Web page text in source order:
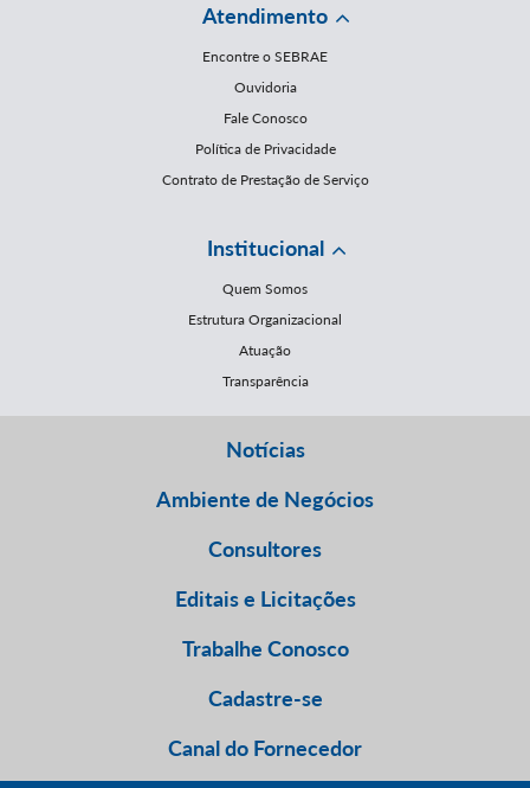
Atendimento
Encontre o SEBRAE
Ouvidoria
Fale Conosco
Política de Privacidade
Contrato de Prestação de Serviço
Institucional
Quem Somos
Estrutura Organizacional
Atuação
Transparência
Notícias
Ambiente de Negócios
Consultores
Editais e Licitações
Trabalhe Conosco
Cadastre-se
Canal do Fornecedor